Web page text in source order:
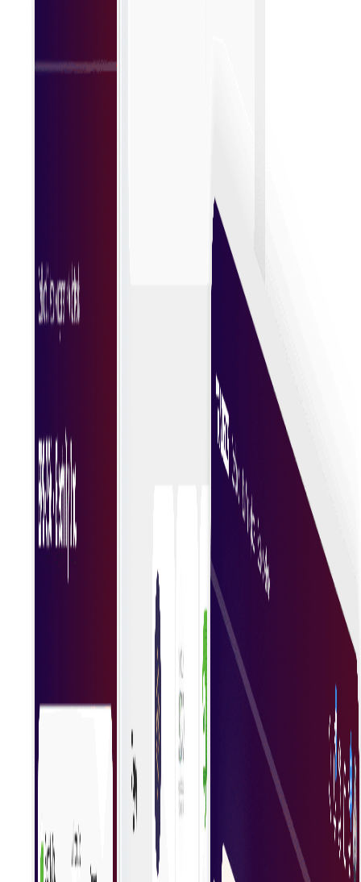
Vraag moeiteloos offertes aan door gebruik te
Sneller een aankoopbeslissing nemen
Verbetert de efficiëntie, zodat bedrijven snel kansen
kunnen grijpen. Gestroomlijnde processen, duidelijke
informatie en toegankelijke opties stellen kopers in
staat om besluitvaardig en vol vertrouwen te
handelen.
Vereenvoudigde inkoop
Door ter plekke te beginnen met inkopen, kunnen
bedrijven onmiddellijke inkoopbeslissingen nemen,
waardoor hun activiteiten worden gestroomlijnd en
de efficiëntie wordt verhoogd. Deze aanpak
vermindert vertragingen en zorgt voor tijdige
toegang tot essentiële goederen en diensten.
Volledige zichtbaarheid
Het effectief beheren en controleren van de
uitgaven van de organisatie verbetert de naleving
van het budget, identificeert mogelijkheden om
kosten te besparen en bevordert strategische
besluitvorming voor duurzame groei.
Consistente bedrijfsregels
Handhaaf eenvoudig inkoopregels voor uw
organisatie. Het zorgt voor uniformiteit in
besluitvorming, betere naleving en gestroomlijnde
processen, wat leidt tot verbeterde efficiëntie en
minder fouten.